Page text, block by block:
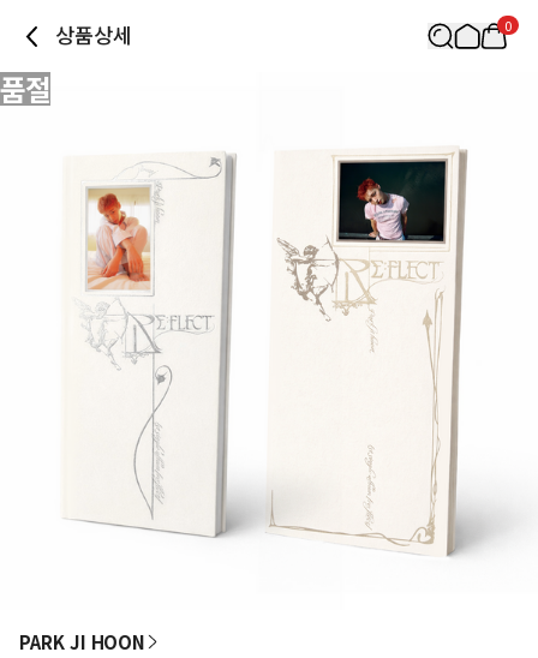
상품상세 0
품절
PARK JI HOON